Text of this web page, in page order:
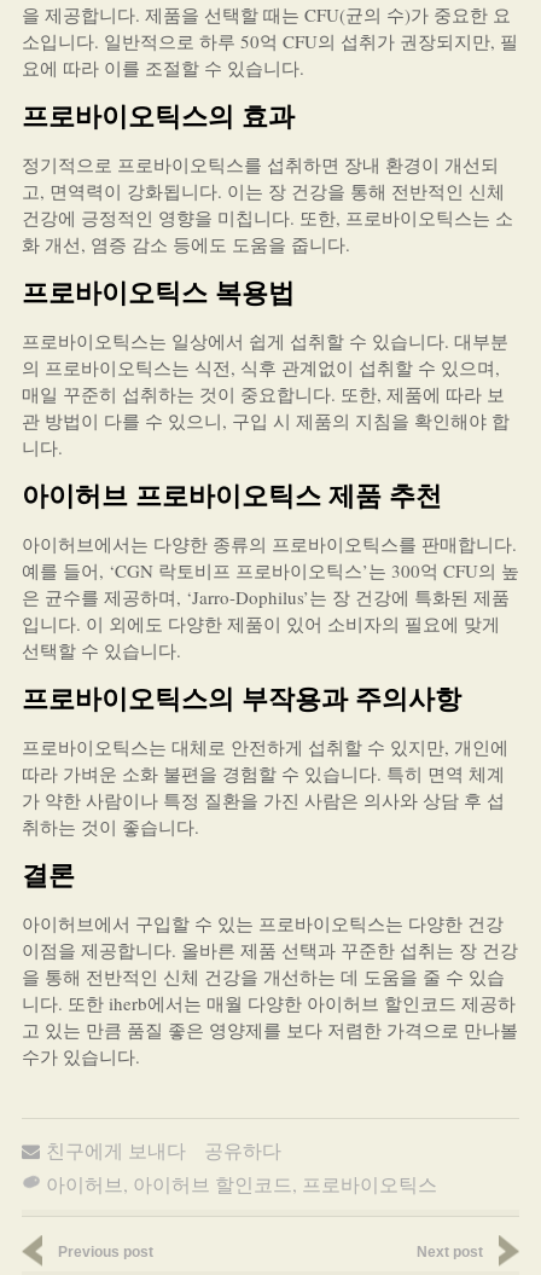
을 제공합니다. 제품을 선택할 때는 CFU(균의 수)가 중요한 요
소입니다. 일반적으로 하루 50억 CFU의 섭취가 권장되지만, 필
요에 따라 이를 조절할 수 있습니다.
프로바이오틱스의 효과
정기적으로 프로바이오틱스를 섭취하면 장내 환경이 개선되
고, 면역력이 강화됩니다. 이는 장 건강을 통해 전반적인 신체
건강에 긍정적인 영향을 미칩니다. 또한, 프로바이오틱스는 소
화 개선, 염증 감소 등에도 도움을 줍니다.
프로바이오틱스 복용법
프로바이오틱스는 일상에서 쉽게 섭취할 수 있습니다. 대부분
의 프로바이오틱스는 식전, 식후 관계없이 섭취할 수 있으며,
매일 꾸준히 섭취하는 것이 중요합니다. 또한, 제품에 따라 보
관 방법이 다를 수 있으니, 구입 시 제품의 지침을 확인해야 합
니다.
아이허브 프로바이오틱스 제품 추천
아이허브에서는 다양한 종류의 프로바이오틱스를 판매합니다.
예를 들어, ‘CGN 락토비프 프로바이오틱스’는 300억 CFU의 높
은 균수를 제공하며, ‘Jarro-Dophilus’는 장 건강에 특화된 제품
입니다. 이 외에도 다양한 제품이 있어 소비자의 필요에 맞게
선택할 수 있습니다.
프로바이오틱스의 부작용과 주의사항
프로바이오틱스는 대체로 안전하게 섭취할 수 있지만, 개인에
따라 가벼운 소화 불편을 경험할 수 있습니다. 특히 면역 체계
가 약한 사람이나 특정 질환을 가진 사람은 의사와 상담 후 섭
취하는 것이 좋습니다.
결론
아이허브에서 구입할 수 있는 프로바이오틱스는 다양한 건강
이점을 제공합니다. 올바른 제품 선택과 꾸준한 섭취는 장 건강
을 통해 전반적인 신체 건강을 개선하는 데 도움을 줄 수 있습
니다. 또한 iherb에서는 매월 다양한 아이허브 할인코드 제공하
고 있는 만큼 품질 좋은 영양제를 보다 저렴한 가격으로 만나볼
수가 있습니다.
친구에게 보내다
공유하다
아이허브, 아이허브 할인코드, 프로바이오틱스
Previous post Next post